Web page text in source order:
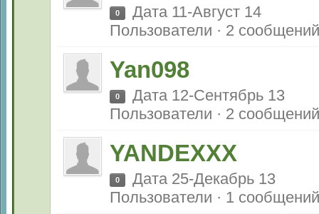
0
Дата 11-Август 14
Пользователи · 2 сообщений
Yan098
0
Дата 12-Сентябрь 13
Пользователи · 2 сообщений
YANDEXXX
0
Дата 25-Декабрь 13
Пользователи · 1 сообщений